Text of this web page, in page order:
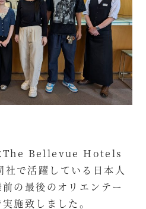
The Bellevue Hotels
で活躍している日本人
の最後のオリエンテー
施致しました。